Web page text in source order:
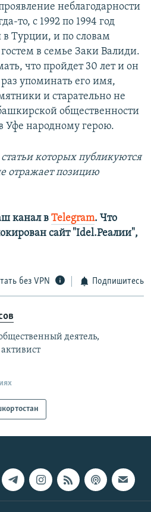
неблагодарности
то, с 1992 по 1994 год
Турции, и по словам
в семье Заки Валиди.
что пройдет 30 лет и он
упоминать его имя,
и старательно не
общественности
Уфе народному герою.
которых публикуются
отражает позицию
канал в Telegram. Что
сайт "Idel.Реалии",
без VPN Подпишитесь
деятель,